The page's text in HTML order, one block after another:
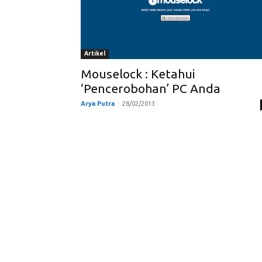
Artikel
Mouselock : Ketahui
‘Pencerobohan’ PC Anda
Arya Putra - 28/02/2013